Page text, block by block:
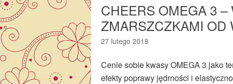
CHEERS OMEGA 3 –
ZMARSZCZKAMI OD
27 lutego 2018
Cenie sobie kwasy OMEGA 3 jako
efekty poprawy jędrności i